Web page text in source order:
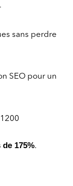
sans perdre
SEO pour un
175%.